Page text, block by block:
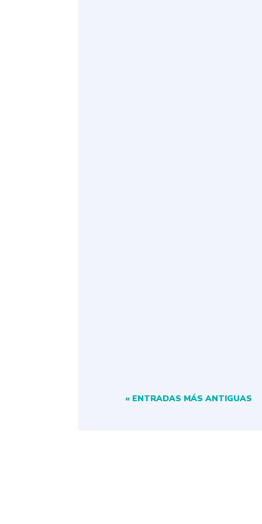
« ENTRADAS MÁS ANTIGUAS